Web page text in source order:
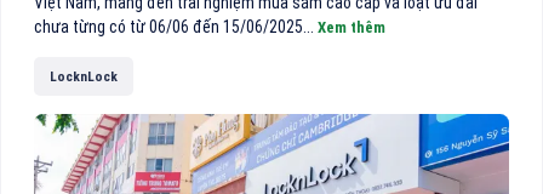
chưa từng có từ 06/06 đến 15/06/2025... Xem thêm
LocknLock